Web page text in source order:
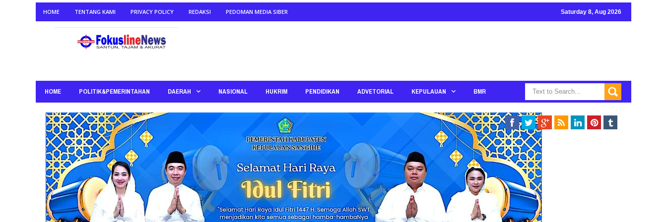
HOME TENTANG KAMI PRIVACY POLICY REDAKSI PEDOMAN MEDIA SIBER Saturday 8, Aug 2026
HOME POLITIK&PEMERINTAHAN DAERAH NASIONAL HUKRIM PENDIDIKAN ADVETORIAL KEPULAUAN BMR